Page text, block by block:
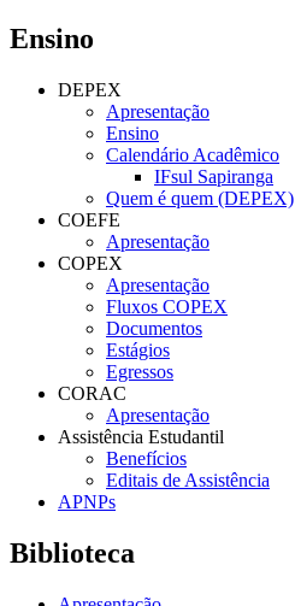
Ensino
DEPEX
Apresentação
Ensino
Calendário Acadêmico
IFsul Sapiranga
Quem é quem (DEPEX)
COEFE
Apresentação
COPEX
Apresentação
Fluxos COPEX
Documentos
Estágios
Egressos
CORAC
Apresentação
Assistência Estudantil
Benefícios
Editais de Assistência
APNPs
Biblioteca